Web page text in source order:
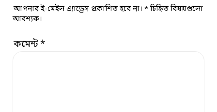
আপনার ই-মেইল এ্যাড্রেস প্রকাশিত হবে না। *চিহ্নিত বিষয়গুলো
আবশ্যক।
কমেন্ট*